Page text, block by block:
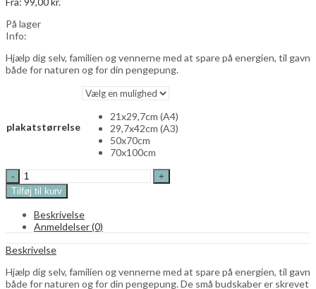
På lager
Info:
Hjælp dig selv, familien og vennerne med at spare på energien, til gavn
både for naturen og for din pengepung.
plakatstørrelse
21x29,7cm (A4)
29,7x42cm (A3)
50x70cm
70x100cm
Spar
på
energien
køkkenet
-
fru
grøn
quantity
Tilføj til kurv
Beskrivelse
Anmeldelser (0)
Beskrivelse
Hjælp dig selv, familien og vennerne med at spare på energien, til gavn
både for naturen og for din pengepung. De små budskaber er skrevet